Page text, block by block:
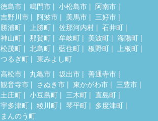
徳島市 鳴門市 小松島市
阿南市
吉野川市
阿波市 美馬市
三好市
勝浦町
上勝町 佐那河内村
石井町
神山町
那賀町 牟岐町 美波町
海陽町
松茂町
北島町 藍住町 板野町
上板町
つるぎ町
東みよし町
高松市 丸亀市 坂出市
善通寺市
観音寺市
さぬき市 東かがわ市
三豊市
土庄町
小豆島町 三木町
直島町
宇多津町
綾川町 琴平町
多度津町
まんのう町